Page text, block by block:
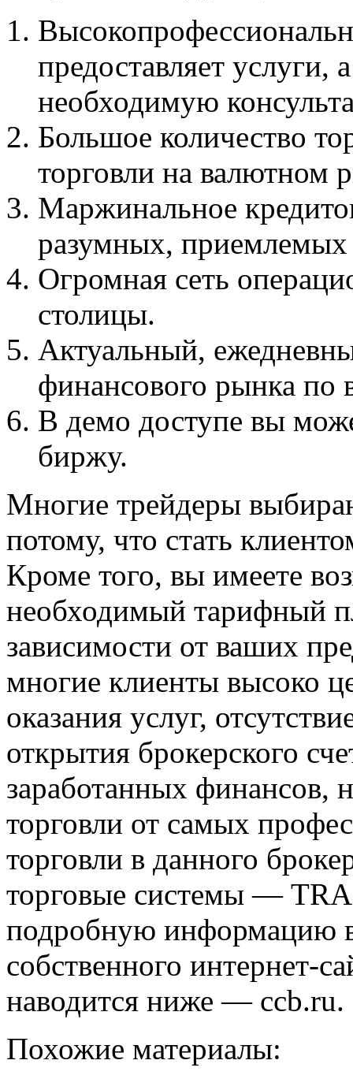
предоставляет услуги,
необходимую
Большое количество
торговли на валютном
Маржинальное
разумных, приемлемых
Огромная сеть
столицы.
Актуальный,
финансового рынка по
В демо доступе вы
биржу.
Многие трейдеры
потому, что стать
Кроме того, вы имеете
необходимый тарифный
зависимости от ваших
многие клиенты высоко
оказания услуг,
открытия брокерского
заработанных финансов,
торговли от самых
торговли в данного
торговые системы —
подробную информацию
собственного интернет-
наводится ниже — ccb.ru.
Похожие материалы: